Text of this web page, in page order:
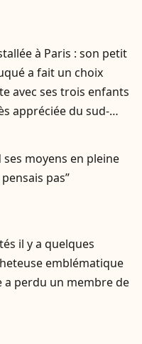
à Paris : son petit
a fait un choix
avec ses trois enfants
appréciée du sud-
ses moyens en pleine
pas”
il y a quelques
emblématique
a perdu un membre de